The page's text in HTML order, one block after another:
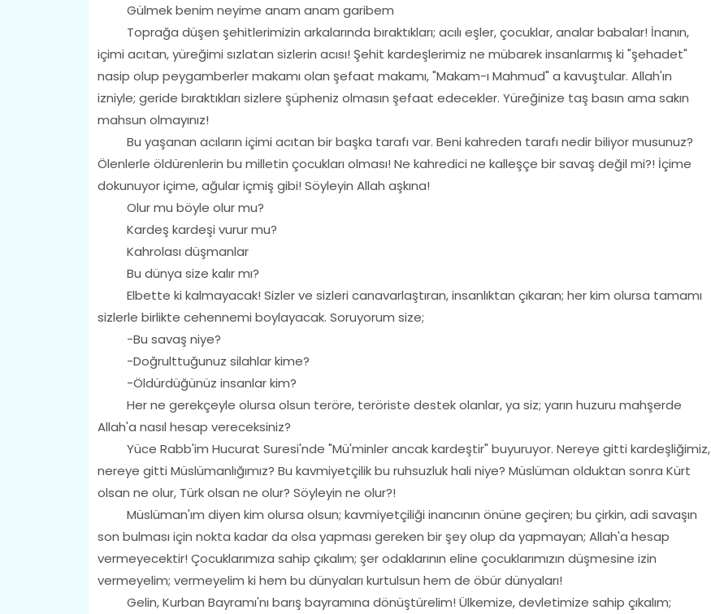
Gülmek benim neyime anam anam garibem
Toprağa düşen şehitlerimizin arkalarında bıraktıkları; acılı eşler, çocuklar, analar babalar! İnanın,
içimi acıtan, yüreğimi sızlatan sizlerin acısı! Şehit kardeşlerimiz ne mübarek insanlarmış ki "şehadet"
nasip olup peygamberler makamı olan şefaat makamı, "Makam-ı Mahmud" a kavuştular. Allah'ın
izniyle; geride bıraktıkları sizlere şüpheniz olmasın şefaat edecekler. Yüreğinize taş basın ama sakın
mahsun olmayınız!
Bu yaşanan acıların içimi acıtan bir başka tarafı var. Beni kahreden tarafı nedir biliyor musunuz?
Ölenlerle öldürenlerin bu milletin çocukları olması! Ne kahredici ne kalleşçe bir savaş değil mi?! İçime
dokunuyor içime, ağular içmiş gibi! Söyleyin Allah aşkına!
Olur mu böyle olur mu?
Kardeş kardeşi vurur mu?
Kahrolası düşmanlar
Bu dünya size kalır mı?
Elbette ki kalmayacak! Sizler ve sizleri canavarlaştıran, insanlıktan çıkaran; her kim olursa tamamı
sizlerle birlikte cehennemi boylayacak. Soruyorum size;
-Bu savaş niye?
-Doğrulttuğunuz silahlar kime?
-Öldürdüğünüz insanlar kim?
Her ne gerekçeyle olursa olsun teröre, teröriste destek olanlar, ya siz; yarın huzuru mahşerde
Allah'a nasıl hesap vereceksiniz?
Yüce Rabb'im Hucurat Suresi'nde "Mü'minler ancak kardeştir" buyuruyor. Nereye gitti kardeşliğimiz,
nereye gitti Müslümanlığımız? Bu kavmiyetçilik bu ruhsuzluk hali niye? Müslüman olduktan sonra Kürt
olsan ne olur, Türk olsan ne olur? Söyleyin ne olur?!
Müslüman'ım diyen kim olursa olsun; kavmiyetçiliği inancının önüne geçiren; bu çirkin, adi savaşın
son bulması için nokta kadar da olsa yapması gereken bir şey olup da yapmayan; Allah'a hesap
vermeyecektir! Çocuklarımıza sahip çıkalım; şer odaklarının eline çocuklarımızın düşmesine izin
vermeyelim; vermeyelim ki hem bu dünyaları kurtulsun hem de öbür dünyaları!
Gelin, Kurban Bayramı'nı barış bayramına dönüştürelim! Ülkemize, devletimize sahip çıkalım;